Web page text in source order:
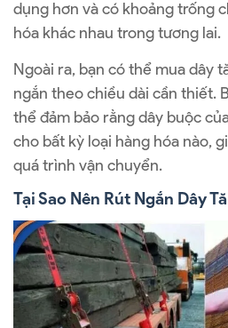
dụng hơn và có khoảng trống
hóa khác nhau trong tương lai.
Ngoài ra, bạn có thể mua dây
ngắn theo chiều dài cần thiết.
thể đảm bảo rằng dây buộc
cho bất kỳ loại hàng hóa nào,
quá trình vận chuyển.
Tại Sao Nên Rút Ngắn Dây